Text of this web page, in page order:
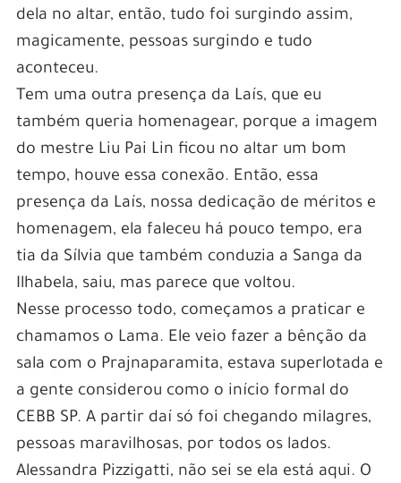
dela no altar, então, tudo foi surgindo assim,
magicamente, pessoas surgindo e tudo
aconteceu.
Tem uma outra presença da Laís, que eu
também queria homenagear, porque a imagem
do mestre Liu Pai Lin ficou no altar um bom
tempo, houve essa conexão. Então, essa
presença da Laís, nossa dedicação de méritos e
homenagem, ela faleceu há pouco tempo, era
tia da Sílvia que também conduzia a Sanga da
Ilhabela, saiu, mas parece que voltou.
Nesse processo todo, começamos a praticar e
chamamos o Lama. Ele veio fazer a bênção da
sala com o Prajnaparamita, estava superlotada e
a gente considerou como o início formal do
CEBB SP. A partir daí só foi chegando milagres,
pessoas maravilhosas, por todos os lados.
Alessandra Pizzigatti, não sei se ela está aqui. O